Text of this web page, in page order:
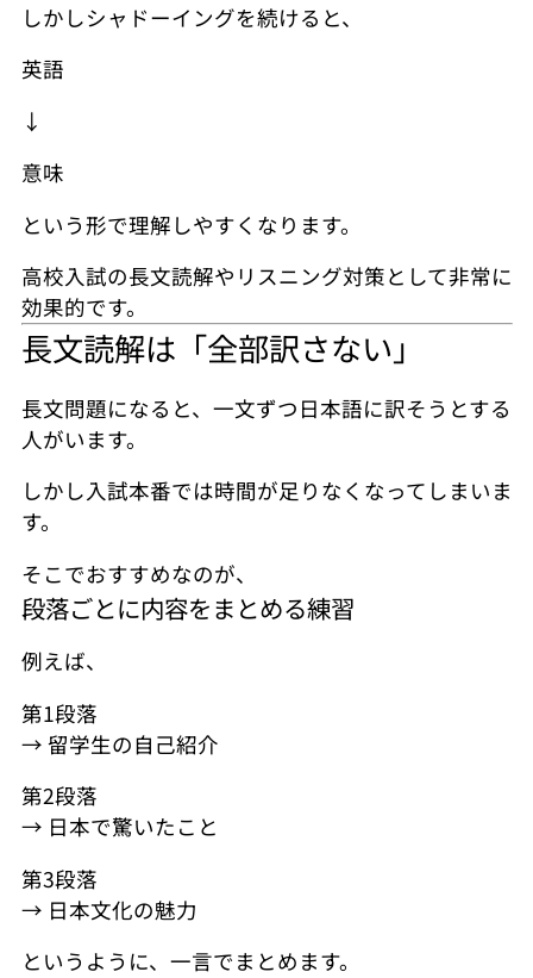
しかしシャドーイングを続けると、
英語
↓
意味
という形で理解しやすくなります。
高校入試の長文読解やリスニング対策として非常に
効果的です。
長文読解は「全部訳さない」
長文問題になると、一文ずつ日本語に訳そうとする
人がいます。
しかし入試本番では時間が足りなくなってしまいま
す。
そこでおすすめなのが、
段落ごとに内容をまとめる練習
例えば、
第1段落
→ 留学生の自己紹介
第2段落
→ 日本で驚いたこと
第3段落
→ 日本文化の魅力
というように、一言でまとめます。